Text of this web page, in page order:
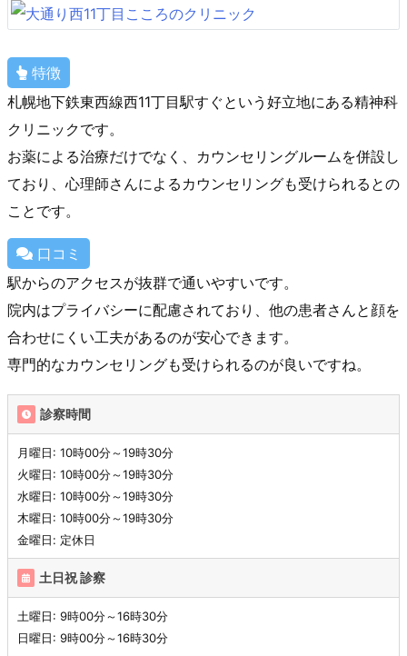
特徴
札幌地下鉄東西線西11丁目駅すぐという好立地にある精神科
クリニックです。
お薬による治療だけでなく、カウンセリングルームを併設し
ており、心理師さんによるカウンセリングも受けられるとの
ことです。
口コミ
駅からのアクセスが抜群で通いやすいです。
院内はプライバシーに配慮されており、他の患者さんと顔を
合わせにくい工夫があるのが安心できます。
専門的なカウンセリングも受けられるのが良いですね。
診察時間
月曜日: 10時00分～19時30分
火曜日: 10時00分～19時30分
水曜日: 10時00分～19時30分
木曜日: 10時00分～19時30分
金曜日: 定休日
土日祝 診察
土曜日: 9時00分～16時30分
日曜日: 9時00分～16時30分